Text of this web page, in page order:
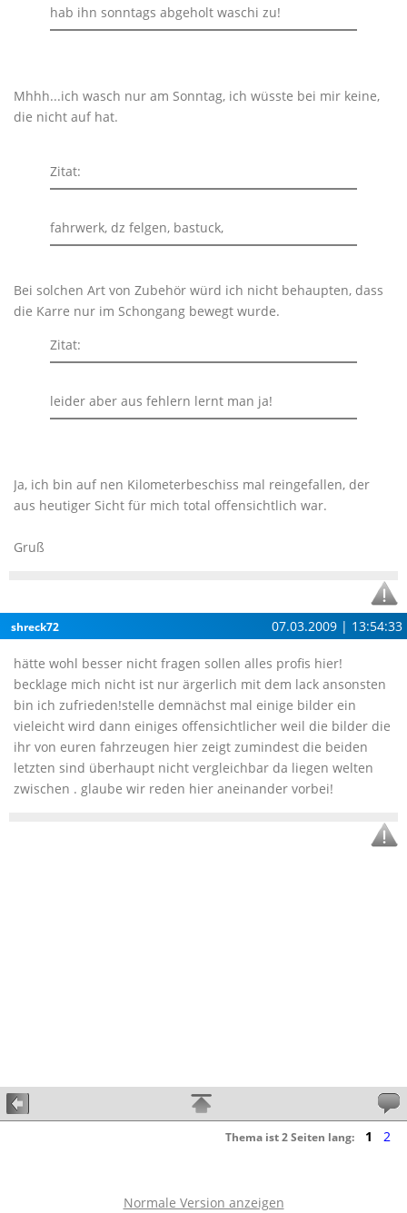
hab ihn sonntags abgeholt waschi zu!
Mhhh...ich wasch nur am Sonntag, ich wüsste bei mir keine,
die nicht auf hat.
Zitat:
fahrwerk, dz felgen, bastuck,
Bei solchen Art von Zubehör würd ich nicht behaupten, dass
die Karre nur im Schongang bewegt wurde.
Zitat:
leider aber aus fehlern lernt man ja!
Ja, ich bin auf nen Kilometerbeschiss mal reingefallen, der
aus heutiger Sicht für mich total offensichtlich war.
Gruß
shreck72 07.03.2009 | 13:54:33
hätte wohl besser nicht fragen sollen alles profis hier!
becklage mich nicht ist nur ärgerlich mit dem lack ansonsten
bin ich zufrieden!stelle demnächst mal einige bilder ein
vieleicht wird dann einiges offensichtlicher weil die bilder die
ihr von euren fahrzeugen hier zeigt zumindest die beiden
letzten sind überhaupt nicht vergleichbar da liegen welten
zwischen . glaube wir reden hier aneinander vorbei!
Thema ist 2 Seiten lang: 1 2
Normale Version anzeigen